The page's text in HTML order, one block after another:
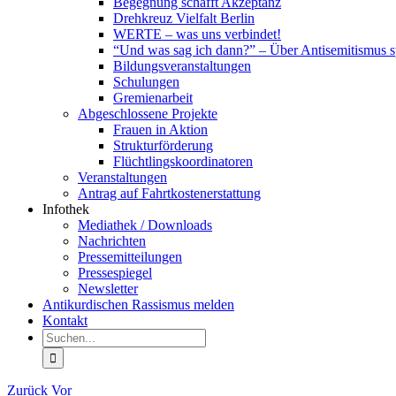
Drehkreuz Vielfalt Berlin
WERTE – was uns verbindet!
“Und was sag ich dann?” – Über Antisemitismus
Bildungsveranstaltungen
Schulungen
Gremienarbeit
Abgeschlossene Projekte
Frauen in Aktion
Strukturförderung
Flüchtlingskoordinatoren
Veranstaltungen
Antrag auf Fahrtkostenerstattung
Infothek
Mediathek / Downloads
Nachrichten
Pressemitteilungen
Pressespiegel
Newsletter
Antikurdischen Rassismus melden
Kontakt
Suche
nach:
Zurück Vor